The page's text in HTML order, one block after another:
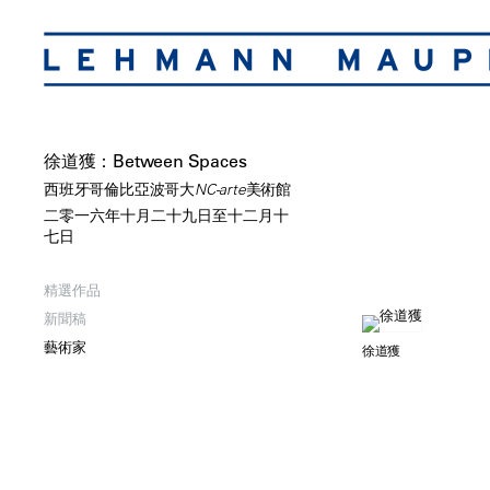
徐道獲：Between Spaces
西班牙哥倫比亞波哥大NC-arte美術館
二零一六年十月二十九日至十二月十
七日
精選作品
新聞稿
藝術家
徐道獲